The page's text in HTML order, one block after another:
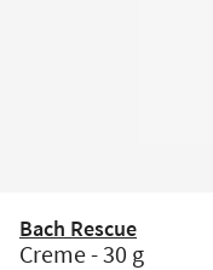
Bach Rescue
Creme - 30 g